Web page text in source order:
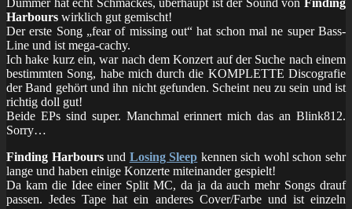
Harbours wirklich gut gemischt!
Der erste Song „fear of missing out“ hat schon mal ne super Bass-
Line und ist mega-cachy.
Ich hake kurz ein, war nach dem Konzert auf der Suche nach einem
bestimmten Song, habe mich durch die KOMPLETTE Discografie
der Band gehört und ihn nicht gefunden. Scheint neu zu sein und ist
richtig doll gut!
Beide EPs sind super. Manchmal erinnert mich das an Blink812.
Sorry…
Finding Harboursund Losing Sleep kennen sich wohl schon sehr
lange und haben einige Konzerte miteinander gespielt!
Da kam die Idee einer Split MC, da ja da auch mehr Songs drauf
passen. Jedes Tape hat ein anderes Cover/Farbe und ist einzeln